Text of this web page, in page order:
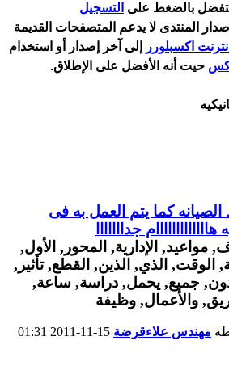
بالضغط على التسجيل
المنتدى لا يدعم المتصفحات القديمة
انترنت اكسبلورر إلى آخر إصدار أو استخدام
حيت نه الأفضل على الإطلاق.
كما يتم العمل به فى
جدااااااا
مهندس علاءقرضة
01:31